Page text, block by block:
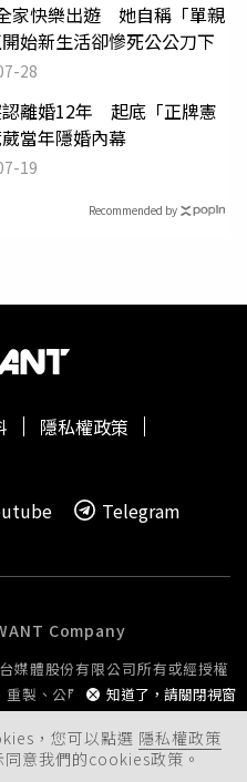
家快樂出遊 她自稱「單親
始新生活卻慘死公公刀下
28
離婚12年 起底「正牌憲
當年隱婚內幕
19
Recommended by
，您可以點選 隱私權政策
意我們的cookies政策。
知道了，請關閉視窗
隱私權政策
Telegram
Company
媒體股份有限公司所有或經授權
製、公開播送或公開傳輸。